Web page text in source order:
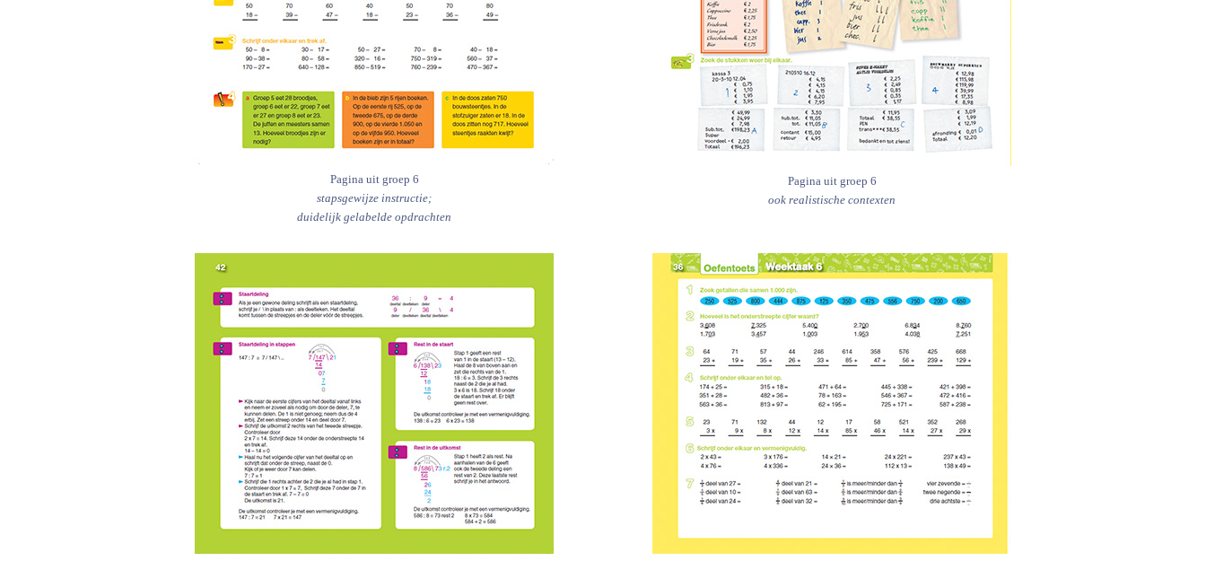
Pagina uit groep 6
stapsgewijze instructie;
duidelijk gelabelde opdrachten
Pagina uit groep 6
ook realistische contexten